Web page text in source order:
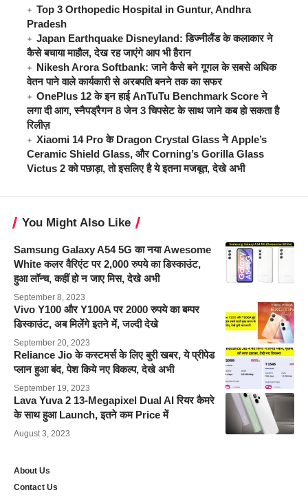
Top 3 Orthopedic Hospital in Guntur, Andhra
Pradesh
Japan Earthquake Disneyland: डिज्नीलैंड के कलाकार ने
कैसे बचाया माहौल, देख रह जाएंगे आप भी हैरान
Nikesh Arora Softbank: जाने कैसे बने गूगल के सबसे अधिक
वेतन पाने वाले कार्यकारी से अरबपति बनने तक का सफर
OnePlus 12 के इन हाई AnTuTu Benchmark Score ने
लगा दी आग, स्नैपड्रैगन 8 जेन 3 चिपसेट के साथ जाने कब हो सकता है
रिलीज़
Xiaomi 14 Pro के Dragon Crystal Glass ने Apple’s
Ceramic Shield Glass, और Corning’s Gorilla Glass
Victus 2 को पछाड़ा, तो इसलिए है ये इतना मजबूत, देखे अभी
You Might Also Like
Samsung Galaxy A54 5G का नया Awesome
White कलर वैरिएंट पर 2,000 रुपये का डिस्काउंट,
हुआ लॉन्च, कहीं हो न जाए मिस, देखे अभी
September 8, 2023
Vivo Y100 और Y100A पर 2000 रुपये का बम्पर
डिस्काउंट, अब मिलेंगे इतने में, जल्दी देखे
September 20, 2023
Reliance Jio के कस्टमर्स के लिए बुरी खबर, ये प्रीपेड
प्लान हुआ बंद, पेश किये नए विकल्प, देखे अभी
September 19, 2023
Lava Yuva 2 13-Megapixel Dual AI रियर कैमरे
के साथ हुआ Launch, इतने कम Price में
August 3, 2023
About Us
Contact Us